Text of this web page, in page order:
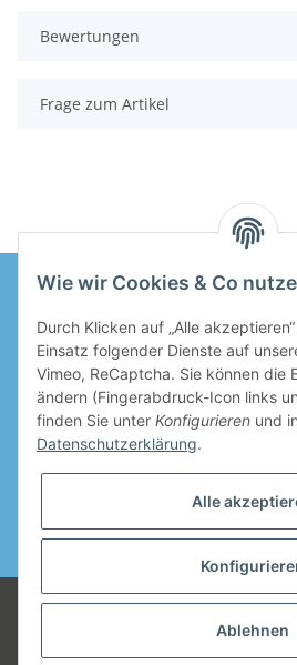
Bewertungen
Frage zum Artikel
Informationen
Gesetzliche Informationen
© mahalinchen GmbH
Wir sind ein
Unsere Qualitätsansprüche sind für uns
Wie wir Cookies & Co
Durch Klicken auf „Alle
Einsatz folgender Dienste auf
Vimeo, ReCaptcha. Sie können die
ändern (Fingerabdruck-Icon links
finden Sie unter Konfigurieren und
Datenschutzerklärung.
Alle
Ablehnen